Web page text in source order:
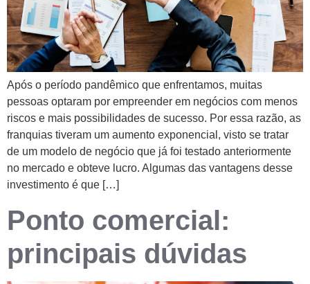
Após o período pandêmico que enfrentamos, muitas
pessoas optaram por empreender em negócios com menos
riscos e mais possibilidades de sucesso. Por essa razão, as
franquias tiveram um aumento exponencial, visto se tratar
de um modelo de negócio que já foi testado anteriormente
no mercado e obteve lucro. Algumas das vantagens desse
investimento é que […]
Ponto comercial:
principais dúvidas